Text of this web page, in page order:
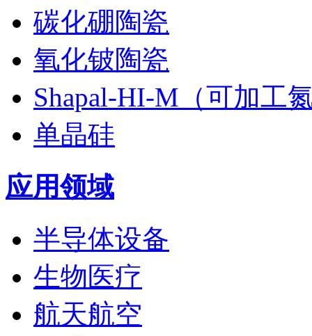
碳化硼陶瓷
氧化铍陶瓷
Shapal-HI-M（可加工
单晶硅
应用领域
半导体设备
生物医疗
航天航空